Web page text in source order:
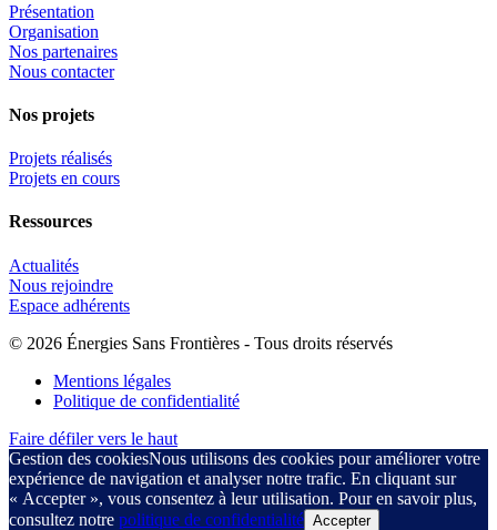
Présentation
Organisation
Nos partenaires
Nous contacter
Nos projets
Projets réalisés
Projets en cours
Ressources
Actualités
Nous rejoindre
Espace adhérents
© 2026 Énergies Sans Frontières - Tous droits réservés
Mentions légales
Politique de confidentialité
Faire défiler vers le haut
Gestion des cookiesNous utilisons des cookies pour améliorer votre
expérience de navigation et analyser notre trafic. En cliquant sur
« Accepter », vous consentez à leur utilisation. Pour en savoir plus,
consultez notre politique de confidentialité Accepter